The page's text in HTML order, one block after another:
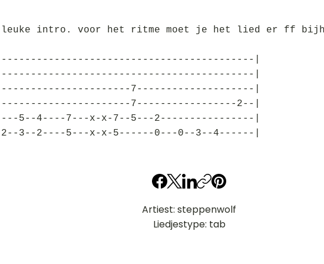
intro. voor het ritme moet je het lied er ff
|
|
7--------------------|
7-----------------2--|
5--4----7---x-x-7--5---2----------------|
3--2----5---x-x-5------0---0--3--4------|
Artiest: steppenwolf
Liedjestype: tab